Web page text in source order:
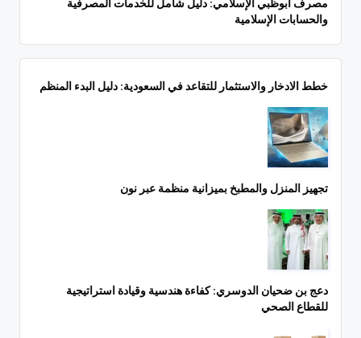
مصرف أبوظبي الإسلامي: دليل شامل للخدمات المصرفية
والحسابات الإسلامية
خطط الادخار والاستثمار للتقاعد في السعودية: دليل البدء المنظم
تجهيز المنزل والمطبخ بميزانية منظمة عبر نون
دعج بن ضحيان الدوسري: كفاءة هندسية وقيادة استراتيجية
للقطاع الصحي